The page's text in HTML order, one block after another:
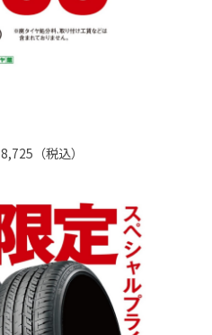
8,725 （税込）